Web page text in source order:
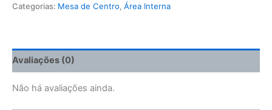
Categorias: Mesa de Centro, Área Interna
Avaliações (0)
Não há avaliações ainda.